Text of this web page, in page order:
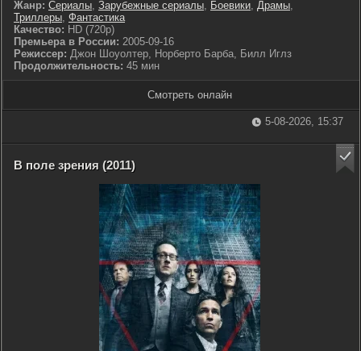
Жанр: Сериалы, Зарубежные сериалы, Боевики, Драмы,
Триллеры, Фантастика
Качество: HD (720p)
Премьера в России: 2005-09-16
Режиссер: Джон Шоуолтер, Норберто Барба, Билл Иглз
Продолжительность: 45 мин
Смотреть онлайн
5-08-2026, 15:37
В поле зрения (2011)